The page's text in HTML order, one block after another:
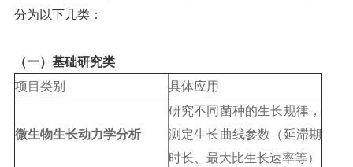
分为以下几类：
（一）基础研究类
项目类别
具体应用
微生物生长动力学分析
研究不同菌种的生长规律，
测定生长曲线参数（延滞期
时长、最大比生长速率等）